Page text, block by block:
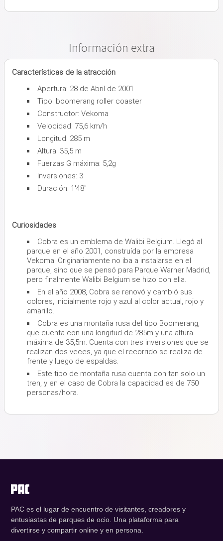
Información extra
Características de la atracción
Apertura: 28 de Abril de 2001
Tipo: boomerang roller coaster
Constructor: Vekoma
Velocidad: 75,6 km/h
Longitud: 285 m
Altura: 35,5 m
Fuerzas G máxima: 5,2g
Inversiones: 3
Duración: 1'48''
Curiosidades
Cobra es un emblema de Walibi Belgium. Llegó al
parque en el año 2001, construída por la empresa
Vekoma. Originariamente no iba a instalarse en el
parque, sino que se pensó para Parque Warner Madrid,
pero finalmente Walibi Belgium se hizo con ella.
En el año 2008, Cobra se renovó y cambió sus
colores, inicialmente rojo y azul al color actual, rojo y
amarillo.
Cobra es una montaña rusa del tipo Boomerang,
que cuenta con una longitud de 285m y una altura
máxima de 35,5m. Cuenta con tres inversiones que se
realizan dos veces, ya que el recorrido se realiza de
frente y luego de espaldas.
Este tipo de montaña rusa cuenta con tan solo un
tren, y en el caso de Cobra la capacidad es de 750
personas/hora.
PAC es el lugar de encuentro de visitantes, creadores y
entusiastas de parques de ocio. Una plataforma para
divertirse y compartir online y en persona.